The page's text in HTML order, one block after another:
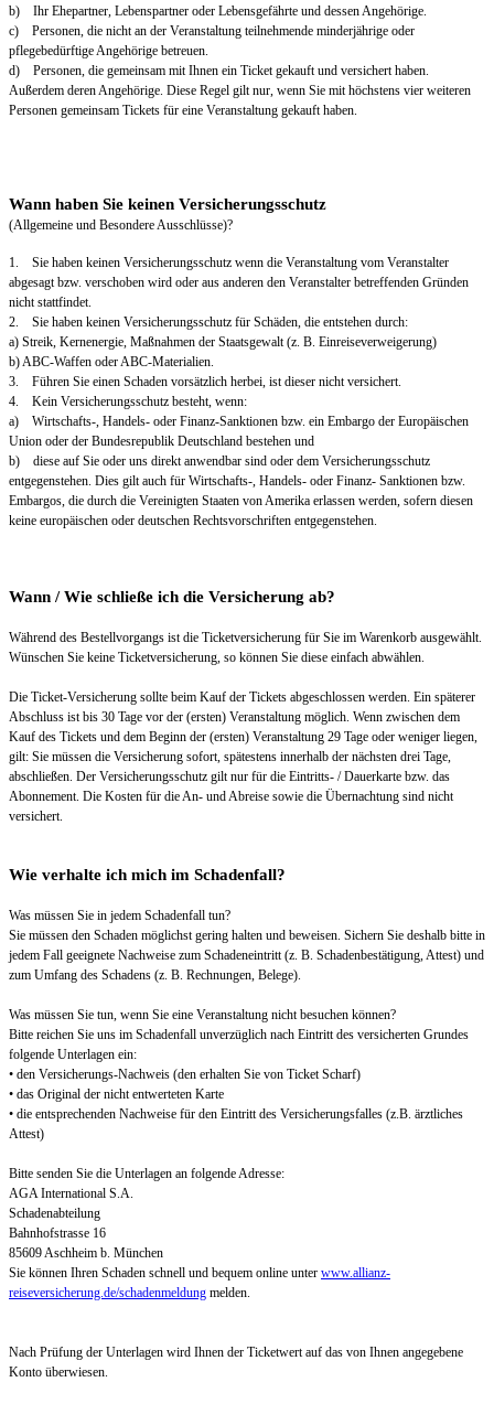
b) Ihr Ehepartner, Lebenspartner oder Lebensgefährte und dessen Angehörige.
c) Personen, die nicht an der Veranstaltung teilnehmende minderjährige oder
pflegebedürftige Angehörige betreuen.
d) Personen, die gemeinsam mit Ihnen ein Ticket gekauft und versichert haben.
Außerdem deren Angehörige. Diese Regel gilt nur, wenn Sie mit höchstens vier weiteren
Personen gemeinsam Tickets für eine Veranstaltung gekauft haben.
Wann haben Sie keinen Versicherungsschutz
(Allgemeine und Besondere Ausschlüsse)?
1. Sie haben keinen Versicherungsschutz wenn die Veranstaltung vom Veranstalter
abgesagt bzw. verschoben wird oder aus anderen den Veranstalter betreffenden Gründen
nicht stattfindet.
2. Sie haben keinen Versicherungsschutz für Schäden, die entstehen durch:
a) Streik, Kernenergie, Maßnahmen der Staatsgewalt (z. B. Einreiseverweigerung)
b) ABC-Waffen oder ABC-Materialien.
3. Führen Sie einen Schaden vorsätzlich herbei, ist dieser nicht versichert.
4. Kein Versicherungsschutz besteht, wenn:
a) Wirtschafts-, Handels- oder Finanz-Sanktionen bzw. ein Embargo der Europäischen
Union oder der Bundesrepublik Deutschland bestehen und
b) diese auf Sie oder uns direkt anwendbar sind oder dem Versicherungsschutz
entgegenstehen. Dies gilt auch für Wirtschafts-, Handels- oder Finanz- Sanktionen bzw.
Embargos, die durch die Vereinigten Staaten von Amerika erlassen werden, sofern diesen
keine europäischen oder deutschen Rechtsvorschriften entgegenstehen.
Wann / Wie schließe ich die Versicherung ab?
Während des Bestellvorgangs ist die Ticketversicherung für Sie im Warenkorb ausgewählt.
Wünschen Sie keine Ticketversicherung, so können Sie diese einfach abwählen.
Die Ticket-Versicherung sollte beim Kauf der Tickets abgeschlossen werden. Ein späterer
Abschluss ist bis 30 Tage vor der (ersten) Veranstaltung möglich. Wenn zwischen dem
Kauf des Tickets und dem Beginn der (ersten) Veranstaltung 29 Tage oder weniger liegen,
gilt: Sie müssen die Versicherung sofort, spätestens innerhalb der nächsten drei Tage,
abschließen. Der Versicherungsschutz gilt nur für die Eintritts- / Dauerkarte bzw. das
Abonnement. Die Kosten für die An- und Abreise sowie die Übernachtung sind nicht
versichert.
Wie verhalte ich mich im Schadenfall?
Was müssen Sie in jedem Schadenfall tun?
Sie müssen den Schaden möglichst gering halten und beweisen. Sichern Sie deshalb bitte in
jedem Fall geeignete Nachweise zum Schadeneintritt (z. B. Schadenbestätigung, Attest) und
zum Umfang des Schadens (z. B. Rechnungen, Belege).
Was müssen Sie tun, wenn Sie eine Veranstaltung nicht besuchen können?
Bitte reichen Sie uns im Schadenfall unverzüglich nach Eintritt des versicherten Grundes
folgende Unterlagen ein:
• den Versicherungs-Nachweis (den erhalten Sie von Ticket Scharf)
• das Original der nicht entwerteten Karte
• die entsprechenden Nachweise für den Eintritt des Versicherungsfalles (z.B. ärztliches
Attest)
Bitte senden Sie die Unterlagen an folgende Adresse:
AGA International S.A.
Schadenabteilung
Bahnhofstrasse 16
85609 Aschheim b. München
Sie können Ihren Schaden schnell und bequem online unter www.allianz-
reiseversicherung.de/schadenmeldung melden.
Nach Prüfung der Unterlagen wird Ihnen der Ticketwert auf das von Ihnen angegebene
Konto überwiesen.